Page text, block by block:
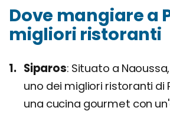
Dove mangiare a
migliori ristoranti
Siparos Situato a
uno dei migliori ristoranti di
una cucina gourmet con